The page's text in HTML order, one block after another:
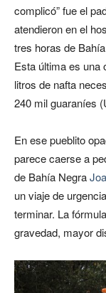
complicó” fue el
atendieron en el
tres horas de
Esta última es una
litros de nafta
240 mil guaraníes
En ese pueblito
parece caerse a
de Bahía Negra
un viaje de
terminar. La
gravedad, mayor